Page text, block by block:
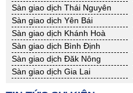
Sàn giao dịch Thái Nguyên
Sàn giao dịch Yên Bái
Sàn giao dịch Khánh Hoà
Sàn giao dịch Bình Định
Sàn giao dịch Đăk Nông
Sàn giao dịch Gia Lai